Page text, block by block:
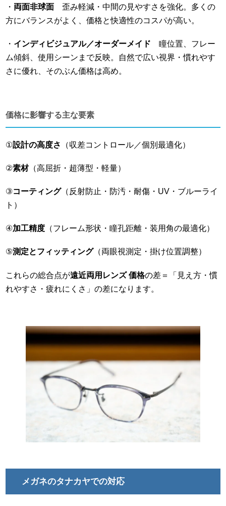
・ 両面非球面 歪み軽減・中間の見やすさを強化。多くの
方にバランスがよく、価格と快適性のコスパが高い。
・ インディビジュアル／オーダーメイド 瞳位置、フレー
ム傾斜、使用シーンまで反映。自然で広い視界・慣れやす
さに優れ、そのぶん価格は高め。
価格に影響する主な要素
①設計の高度さ （収差コントロール／個別最適化）
②素材（高屈折・超薄型・軽量）
③コーティング（反射防止・防汚・耐傷・UV・ブルーライ
ト）
④加工精度 （フレーム形状・瞳孔距離・装用角の最適化）
⑤測定とフィッティング（両眼視測定・掛け位置調整）
これらの総合点が遠近両用レンズ 価格の差＝「見え方・慣
れやすさ・疲れにくさ」の差になります。
メガネのタナカヤでの対応